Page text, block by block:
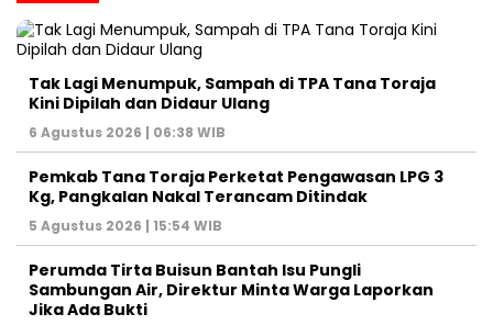
Tak Lagi Menumpuk, Sampah di TPA Tana Toraja
Kini Dipilah dan Didaur Ulang
6 Agustus 2026 | 06:38 WIB
Pemkab Tana Toraja Perketat Pengawasan LPG 3
Kg, Pangkalan Nakal Terancam Ditindak
5 Agustus 2026 | 15:54 WIB
Perumda Tirta Buisun Bantah Isu Pungli
Sambungan Air, Direktur Minta Warga Laporkan
Jika Ada Bukti